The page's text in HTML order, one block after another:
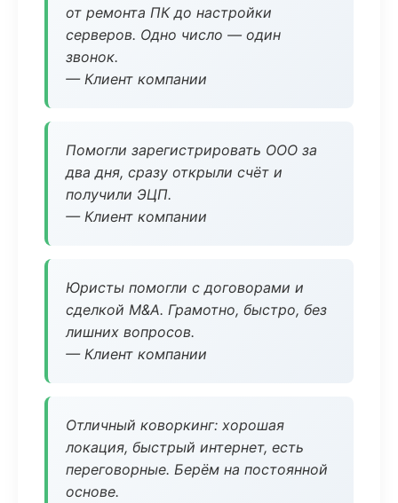
от ремонта ПК до настройки
серверов. Одно число — один
звонок.
— Клиент компании
Помогли зарегистрировать ООО за
два дня, сразу открыли счёт и
получили ЭЦП.
— Клиент компании
Юристы помогли с договорами и
сделкой M&A. Грамотно, быстро, без
лишних вопросов.
— Клиент компании
Отличный коворкинг: хорошая
локация, быстрый интернет, есть
переговорные. Берём на постоянной
основе.